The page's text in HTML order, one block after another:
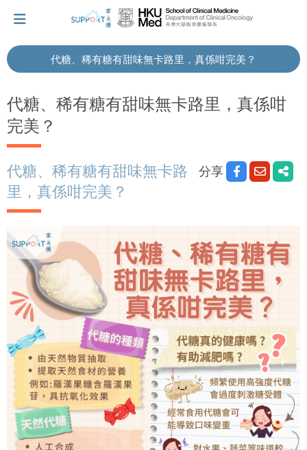
讓我們與你並肩而行。
擁抱每刻，留住這愛。
輕鬆一下，充下電啦！
小貼士‧「家」資源
代糖、稀有糖有甜味無卡路里，真係咁
完美？
代糖、稀有糖有甜味無卡路里，真係咁完美？
分享
代糖、稀有糖有甜味無卡路
里，真係咁完美？